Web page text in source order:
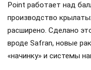
Point работает над
производство
расширено. Сделано
вроде Safran, новые
«начинку» и системы